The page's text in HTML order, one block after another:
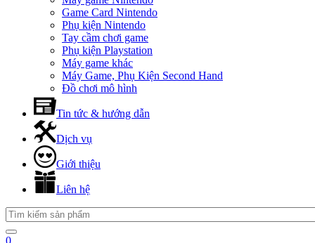
Game Card Nintendo
Phụ kiện Nintendo
Tay cầm chơi game
Phụ kiện Playstation
Máy game khác
Máy Game, Phụ Kiện Second Hand
Đồ chơi mô hình
Tin tức & hướng dẫn
Dịch vụ
Giới thiệu
Liên hệ
0